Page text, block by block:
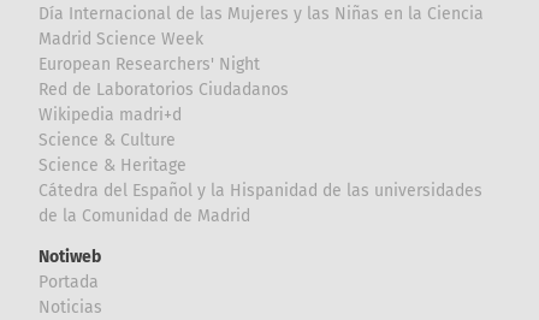
Día Internacional de las Mujeres y las Niñas en la Ciencia
Madrid Science Week
European Researchers' Night
Red de Laboratorios Ciudadanos
Wikipedia madri+d
Science & Culture
Science & Heritage
Cátedra del Español y la Hispanidad de las universidades
de la Comunidad de Madrid
Notiweb
Portada
Noticias